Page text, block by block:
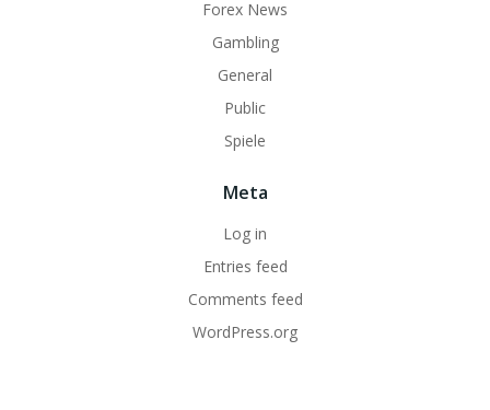
Forex News
Gambling
General
Public
Spiele
Meta
Log in
Entries feed
Comments feed
WordPress.org